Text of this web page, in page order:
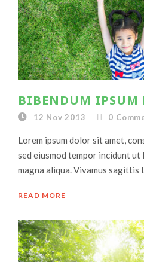
BIBENDUM IPSUM
12 Nov 2013 0
Lorem ipsum dolor sit amet,
sed eiusmod tempor incidunt
magna aliqua. Vivamus sagittis
READ MORE